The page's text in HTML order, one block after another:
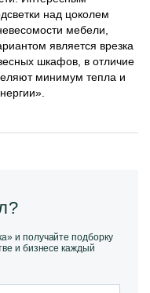
над цоколем
мебели,
является врезка
шкафов, в отличие
минимум тепла и
и получайте подборку
и бизнесе каждый